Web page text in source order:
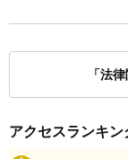
「法
アクセスランキン